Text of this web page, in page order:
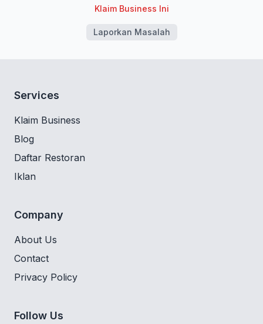
Klaim Business Ini
Laporkan Masalah
Services
Klaim Business
Blog
Daftar Restoran
Iklan
Company
About Us
Contact
Privacy Policy
Follow Us